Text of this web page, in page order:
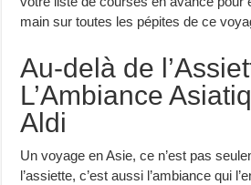
main sur toutes les pépites de ce
Au-delà de
L’Ambiance
Aldi
Un voyage en Asie, ce n’est pas
l’assiette, c’est aussi l’ambiance qui